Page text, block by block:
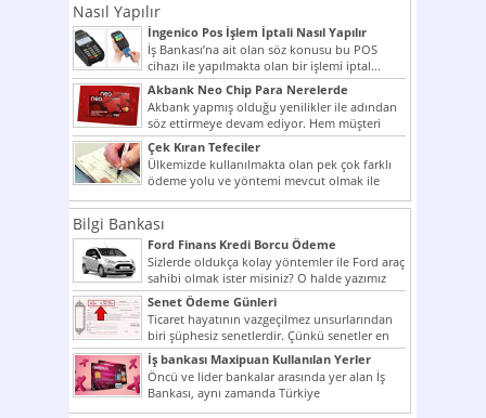
Nasıl Yapılır
İngenico Pos İşlem İptali Nasıl Yapılır
İş Bankası’na ait olan söz konusu bu POS
cihazı ile yapılmakta olan bir işlemi iptal...
Akbank Neo Chip Para Nerelerde
Kullanılır?
Akbank yapmış olduğu yenilikler ile adından
söz ettirmeye devam ediyor. Hem müşteri
potansiyelini arttırmak hem...
Çek Kıran Tefeciler
Ülkemizde kullanılmakta olan pek çok farklı
ödeme yolu ve yöntemi mevcut olmak ile
beraber bunlar...
Bilgi Bankası
Ford Finans Kredi Borcu Ödeme
Sizlerde oldukça kolay yöntemler ile Ford araç
sahibi olmak ister misiniz? O halde yazımız
ilginizi...
Senet Ödeme Günleri
Ticaret hayatının vazgeçilmez unsurlarından
biri şüphesiz senetlerdir. Çünkü senetler en
çok kullanılan ödeme araçlarıdır. Taksitler...
İş bankası Maxipuan Kullanılan Yerler
Öncü ve lider bankalar arasında yer alan İş
Bankası, aynı zamanda Türkiye
Cumhuriyeti’nin ilk milli...